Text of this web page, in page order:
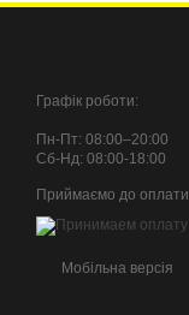
Графік роботи:
Пн-Пт: 08:00–20:00
Сб-Нд: 08:00-18:00
Приймаємо до оплати
Мобільна версія